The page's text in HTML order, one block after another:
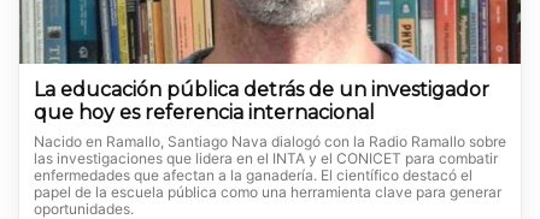
La educación pública detrás de un investigador
que hoy es referencia internacional
Nacido en Ramallo, Santiago Nava dialogó con la Radio Ramallo sobre
las investigaciones que lidera en el INTA y el CONICET para combatir
enfermedades que afectan a la ganadería. El científico destacó el
papel de la escuela pública como una herramienta clave para generar
oportunidades.